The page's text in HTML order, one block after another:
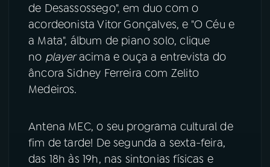
TikTok
de Desassossego", em duo com o
acordeonista Vitor Gonçalves, e "O Céu e
a Mata", álbum de piano solo, clique
no playeracima e ouça a entrevista do
âncora Sidney Ferreira com Zelito
Medeiros.
Antena MEC, o seu programa cultural de
fim de tarde! De segunda a sexta-feira,
das 18h às 19h, nas sintonias físicas e